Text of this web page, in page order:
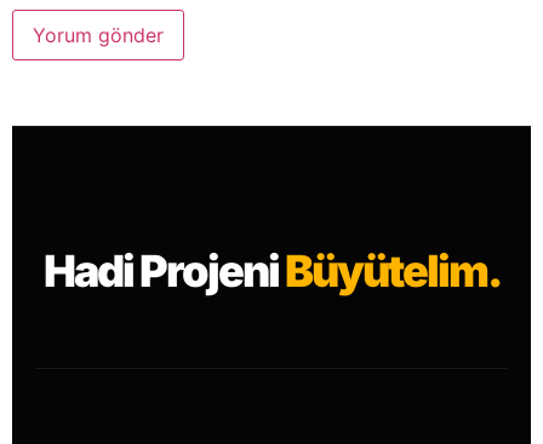
Hadi ProjeniBüyütelim.